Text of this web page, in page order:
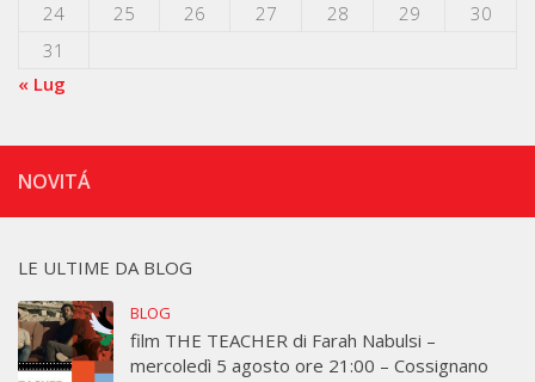
24
25 26 27 28 29
30
31
« Lug
NOVITÁ
LE ULTIME DA BLOG
BLOG
film THE TEACHER di Farah Nabulsi –
mercoledì 5 agosto ore 21:00 – Cossignano